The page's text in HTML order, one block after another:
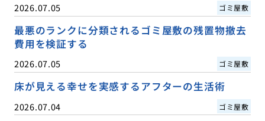
2026.07.05 ゴミ屋敷
最悪のランクに分類されるゴミ屋敷の残置物撤去
費用を検証する
2026.07.05 ゴミ屋敷
床が見える幸せを実感するアフターの生活術
2026.07.04 ゴミ屋敷